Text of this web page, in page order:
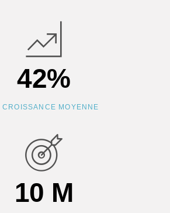
42%
CROISSANCE MOYENNE
10 M